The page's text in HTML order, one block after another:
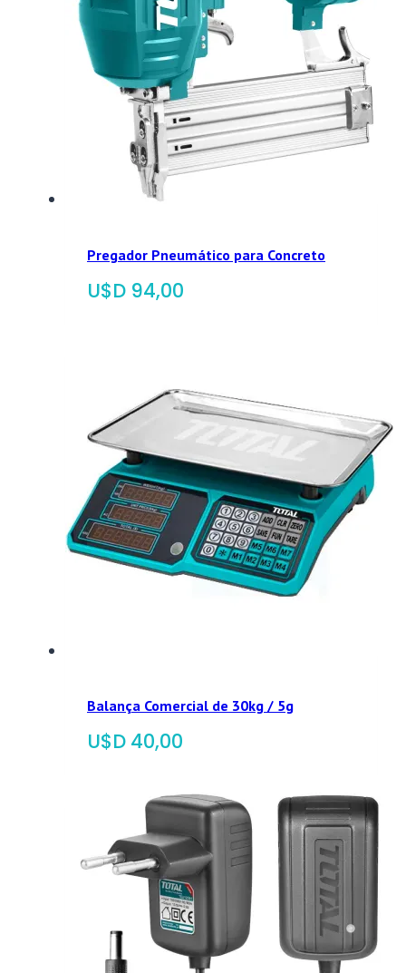
Pregador Pneumático para Concreto
$ 94,00
Balança Comercial de 30kg / 5g
$ 40,00